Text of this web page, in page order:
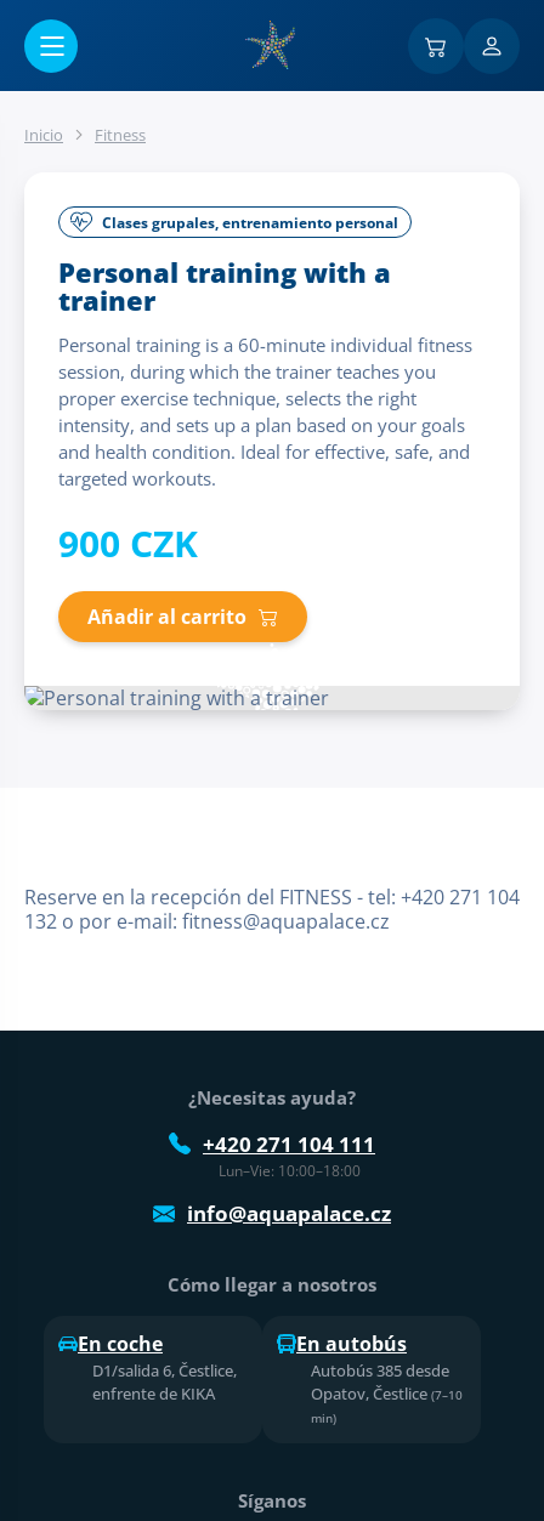
Inicio Fitness
Clases grupales, entrenamiento personal
Personal training with a
trainer
Personal training is a 60-minute individual fitness
session, during which the trainer teaches you
proper exercise technique, selects the right
intensity, and sets up a plan based on your goals
and health condition. Ideal for effective, safe, and
targeted workouts.
900 CZK
Añadir al carrito
Reserve en la recepción del FITNESS - tel: +420 271 104
132 o por e-mail: fitness@aquapalace.cz
Pie de página
¿Necesitas ayuda?
+420 271 104 111
Lun–Vie: 10:00–18:00
info@aquapalace.cz
Cómo llegar a nosotros
En coche
D1/salida 6, Čestlice,
enfrente de KIKA
En autobús
Autobús 385 desde
Opatov, Čestlice (7–10
min)
Síganos